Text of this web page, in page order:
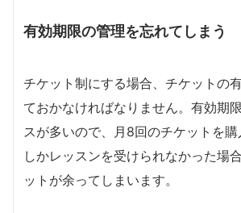
有効期限の管理を忘れてしまう
チケット制にする場合、チケットの
ておかなければなりません。有効期
スが多いので、月8回のチケットを
しかレッスンを受けられなかった場
ットが余ってしまいます。